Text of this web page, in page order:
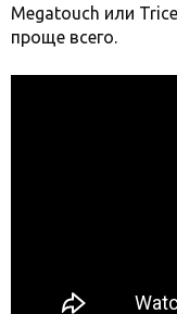
Megatouch или
проще всего.